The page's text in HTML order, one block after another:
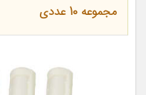
مجموعه 10 عددی